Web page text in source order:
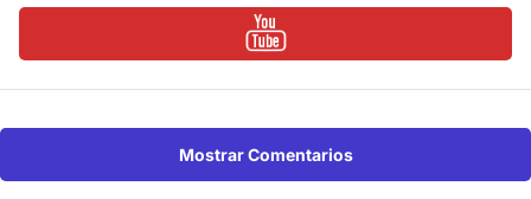
Mostrar Comentarios